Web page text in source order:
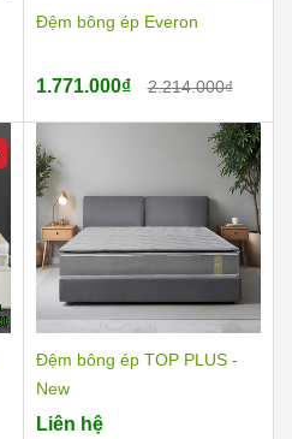
Đệm bông ép Everon
1.771.000₫ 2.214.000₫
Đệm bông ép TOP PLUS -
New
Liên hệ